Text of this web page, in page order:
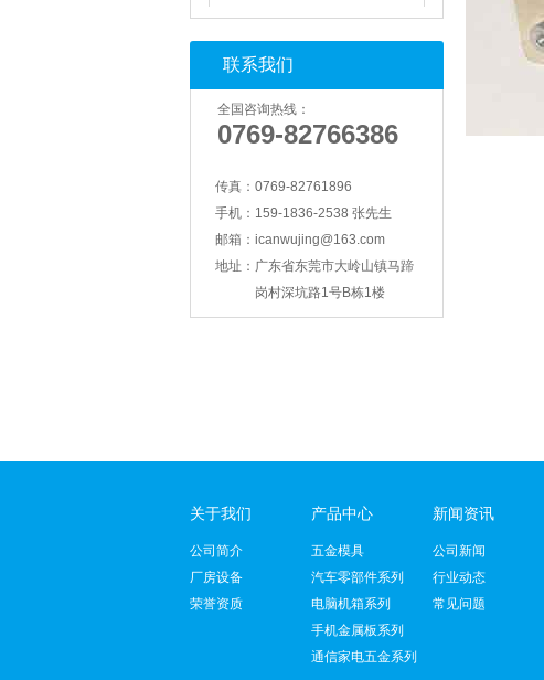
智能锁壳冲压
联系我们
全国咨询热线：
0769-82766386
传真： 0769-82761896
手机： 159-1836-2538 张先生
邮箱： icanwujing@163.com
地址： 广东省东莞市大岭山镇马蹄
岗村深坑路1号B栋1楼
关于我们
公司简介
厂房设备
荣誉资质
产品中心
五金模具
汽车零部件系列
电脑机箱系列
手机金属板系列
通信家电五金系列
新闻资讯
公司新闻
行业动态
常见问题